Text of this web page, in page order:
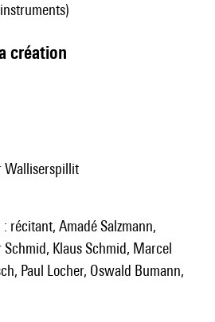
création
Walliserspillit
Schmid, Klaus Schmid, Marcel
Paul Locher, Oswald Bumann,